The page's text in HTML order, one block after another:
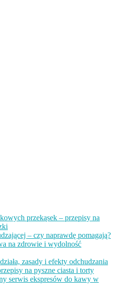
przekąsek – przepisy na
– czy naprawdę pomagają?
na zdrowie i wydolność
zasady i efekty odchudzania
na pyszne ciasta i torty
serwis ekspresów do kawy w